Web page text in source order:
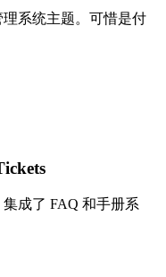
系统主题。可惜是付
成了 FAQ 和手册系